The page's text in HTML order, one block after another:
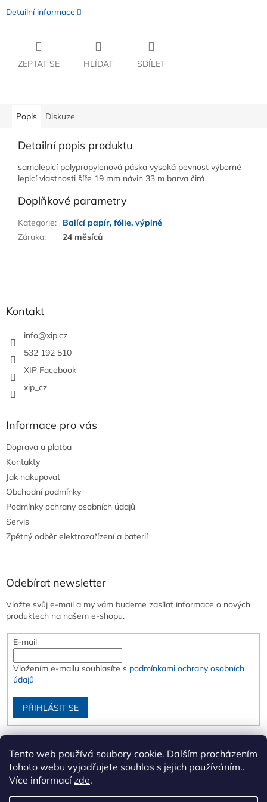
Tento web používá soubory cookie. Dalším procházením
tohoto webu vyjadřujete souhlas s jejich používáním..
Více informacízde.
Detailní informace
ZEPTAT SE HLÍDAT SDÍLET
Popis Diskuze
Detailní popis produktu
samolepicí polypropylenová páska vysoká pevnost výborné
lepicí vlastnosti šíře 19 mm návin 33 m barva čirá
Doplňkové parametry
Kategorie:
Balící papír, fólie, výplně
Záruka: 24 měsíců
Kontakt
info@xip.cz
532 192 510
XIP Facebook
xip_cz
Informace pro vás
Doprava a platba
Kontakty
Jak nakupovat
Obchodní podmínky
Podmínky ochrany osobních údajů
Servis
Zpětný odběr elektrozařízení a baterií
Odebírat newsletter
Vložte svůj e-mail a my vám budeme zasílat informace o nových
produktech na našem e-shopu.
E-mail
Vložením e-mailu souhlasíte s podmínkami ochrany osobních
údajů
PŘIHLÁSIT SE